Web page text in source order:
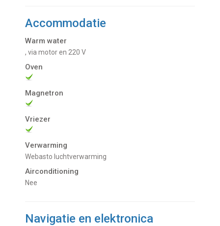
Accommodatie
Warm water
, via motor en 220 V
Oven
Magnetron
Vriezer
Verwarming
Webasto luchtverwarming
Airconditioning
Nee
Navigatie en elektronica